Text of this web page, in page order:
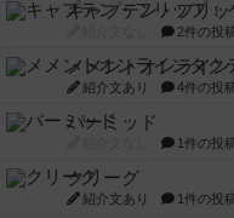
キャプテン・フリ
2件の投
メメントオンライ
紹介文あり 4件の投
パーミッド
1件の投
クリーグ
紹介文あり 1件の投